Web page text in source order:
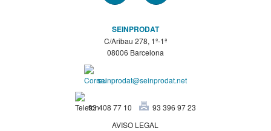
SEINPRODAT
C/Aribau 278, 1º-1ª
08006 Barcelona
seinprodat@seinprodat.net
93 408 77 10
93 396 97 23
AVISO LEGAL